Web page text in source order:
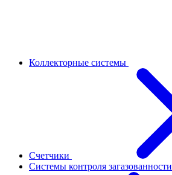
Коллекторные системы
Счетчики
Системы контроля загазованности